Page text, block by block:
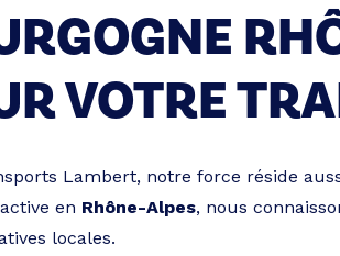
VOTRE
Lambert, notre force réside
en Rhône-Alpes, nous
locales.